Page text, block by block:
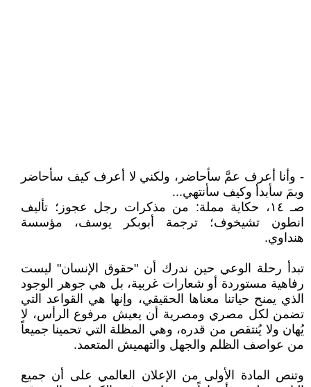
- وأنا أعرف عمَّ سأحاضر، ولكني لا أعرف كيف سأحاضر
وبمَ سأبدأ وكيف سأنتهي...
صـ ١٤، حكاية مملة: من مذكرات رجل عجوز؛ تأليف
انطون تشيخوف؛ ترجمة أبوبكر يوسف، مؤسسة
هنداوي.
تبدأ رحلة الوعي حين ندرك أن "حقوق الإنسان" ليست
رفاهية مستوردة أو شعارات غربية، بل هي جوهر الوجود
الذي يمنح حياتنا معناها الحقيقي، وإنها هي القواعد التي
تضمن لكل مصري ومصرية أن يعيش مرفوع الرأس، لا
يُهان ولا يُنتقص من قدره، وهي المظلة التي تحمينا جميعاً
من عواصف الظلم والجهل والتهميش المتعمد.
وتنص المادة الأولى من الإعلان العالمي على أن جميع